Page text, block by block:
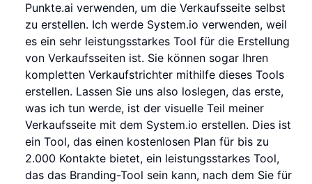
Punkte.ai verwenden, um die Verkaufsseite selbst
zu erstellen. Ich werde System.io verwenden, weil
es ein sehr leistungsstarkes Tool für die Erstellung
von Verkaufsseiten ist. Sie können sogar Ihren
kompletten Verkaufstrichter mithilfe dieses Tools
erstellen. Lassen Sie uns also loslegen, das erste,
was ich tun werde, ist der visuelle Teil meiner
Verkaufsseite mit dem System.io erstellen. Dies ist
ein Tool, das einen kostenlosen Plan für bis zu
2.000 Kontakte bietet, ein leistungsstarkes Tool,
das das Branding-Tool sein kann, nach dem Sie für